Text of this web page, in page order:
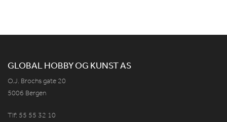
GLOBAL HOBBY OG KUNST AS
O.J. Brochs gate 20
5006 Bergen
Tlf: 55 55 32 10